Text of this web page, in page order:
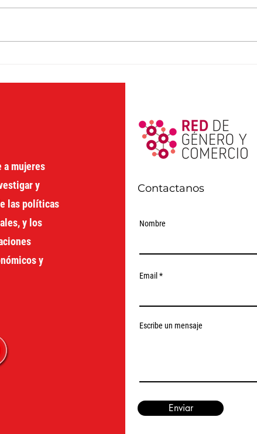
impuesto a los superricos
a mujeres
y
las políticas
y los
y
Contactanos
Nombre
Email
Escribe un mensaje
Enviar